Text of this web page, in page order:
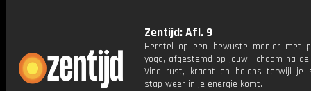
Zentijd: Afl. 9
Herstel op een bewuste manier met
yoga, afgestemd op jouw lichaam na de
Vind rust, kracht en balans terwijl je
stap weer in je energie komt.